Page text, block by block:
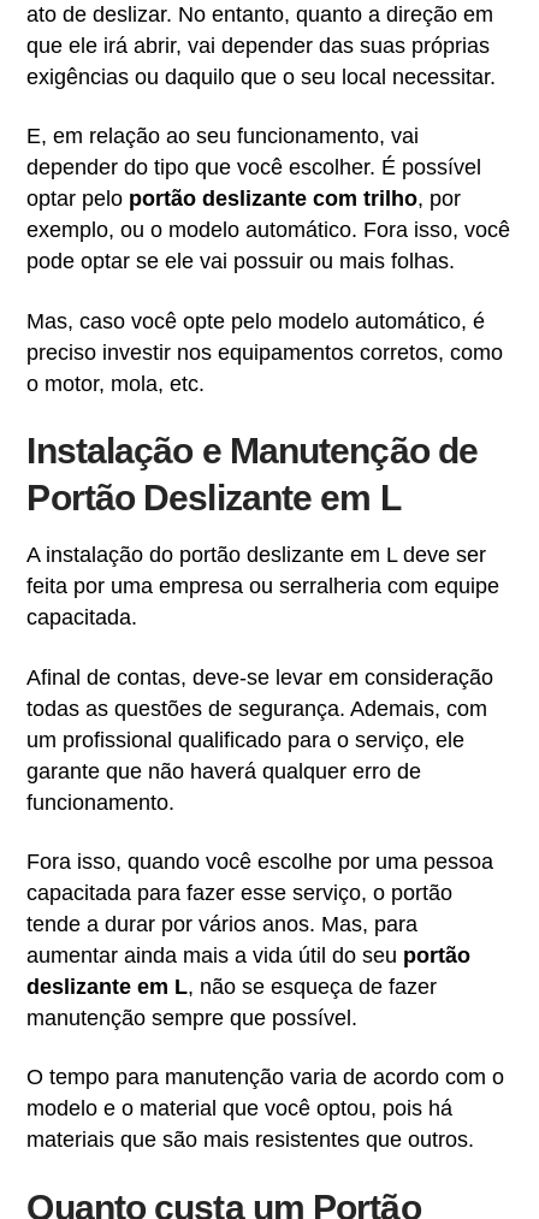
ato de deslizar. No entanto, quanto a direção em
que ele irá abrir, vai depender das suas próprias
exigências ou daquilo que o seu local necessitar.
E, em relação ao seu funcionamento, vai
depender do tipo que você escolher. É possível
optar pelo portão deslizante com trilho, por
exemplo, ou o modelo automático. Fora isso, você
pode optar se ele vai possuir ou mais folhas.
Mas, caso você opte pelo modelo automático, é
preciso investir nos equipamentos corretos, como
o motor, mola, etc.
Instalação e Manutenção de
Portão Deslizante em L
A instalação do portão deslizante em L deve ser
feita por uma empresa ou serralheria com equipe
capacitada.
Afinal de contas, deve-se levar em consideração
todas as questões de segurança. Ademais, com
um profissional qualificado para o serviço, ele
garante que não haverá qualquer erro de
funcionamento.
Fora isso, quando você escolhe por uma pessoa
capacitada para fazer esse serviço, o portão
tende a durar por vários anos. Mas, para
aumentar ainda mais a vida útil do seu portão
deslizante em L, não se esqueça de fazer
manutenção sempre que possível.
O tempo para manutenção varia de acordo com o
modelo e o material que você optou, pois há
materiais que são mais resistentes que outros.
Quanto custa um Portão